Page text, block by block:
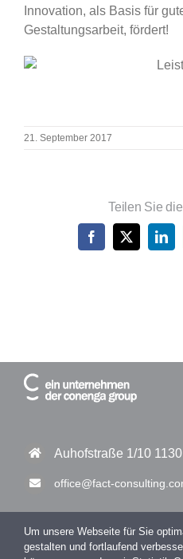
Innovation, als Basis für
Gestaltungsarbeit, fördert!
21. September 2017
Teilen Sie
Facebook
X
Auhofstraße 1/10
office@fact-
+43 1 877 11 30 – 0
Um unsere Webseite für Sie
gestalten und fortlaufend